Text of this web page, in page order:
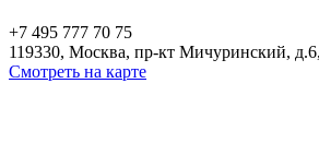
+7 495 777 70 75
119330, Москва, пр-кт Мичуринский,
Смотреть на карте